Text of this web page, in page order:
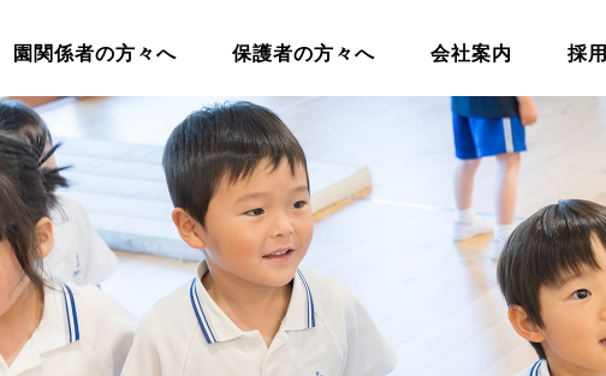
園関係者の方々へ 保護者の方々へ 会社案内 採